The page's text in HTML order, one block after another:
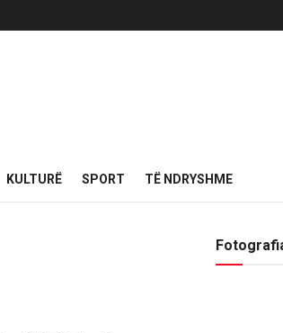
KULTURË SPORT TË NDRYSHME